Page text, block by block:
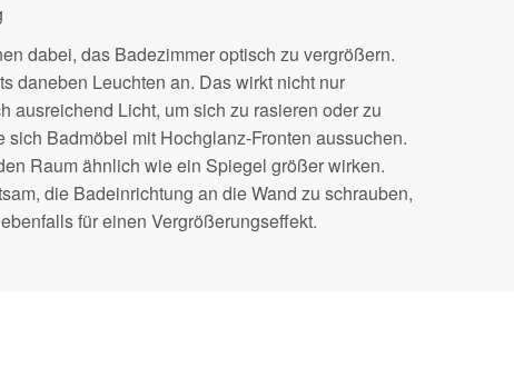
dabei, das Badezimmer optisch zu vergrößern.
daneben Leuchten an. Das wirkt nicht nur
ausreichend Licht, um sich zu rasieren oder zu
Badmöbel mit Hochglanz-Fronten aussuchen.
Raum ähnlich wie ein Spiegel größer wirken.
die Badeinrichtung an die Wand zu schrauben,
für einen Vergrößerungseffekt.